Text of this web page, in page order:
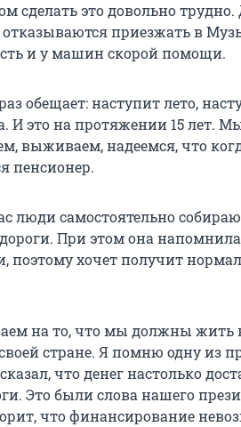
сделать это довольно трудно.
приезжать в
и у машин скорой помощи.
обещает: наступит лето,
И это на протяжении 15 лет.
выживаем, надеемся, что
пенсионер.
люди самостоятельно
При этом она
поэтому хочет получит
на то, что мы должны жить
стране. Я помню одну из
что денег настолько
Это были слова нашего
что финансирование